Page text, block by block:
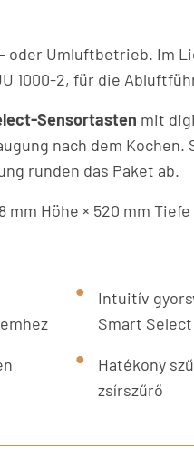
oder Umluftbetrieb. Im
1000-2, für die
Sensortasten mit
nach dem
runden das Paket ab.
mm Höhe × 520 mm
Intuitív
Smart Select
Hatékony
zsírszűrő